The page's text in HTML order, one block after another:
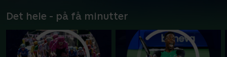
Det hele - på få minutter